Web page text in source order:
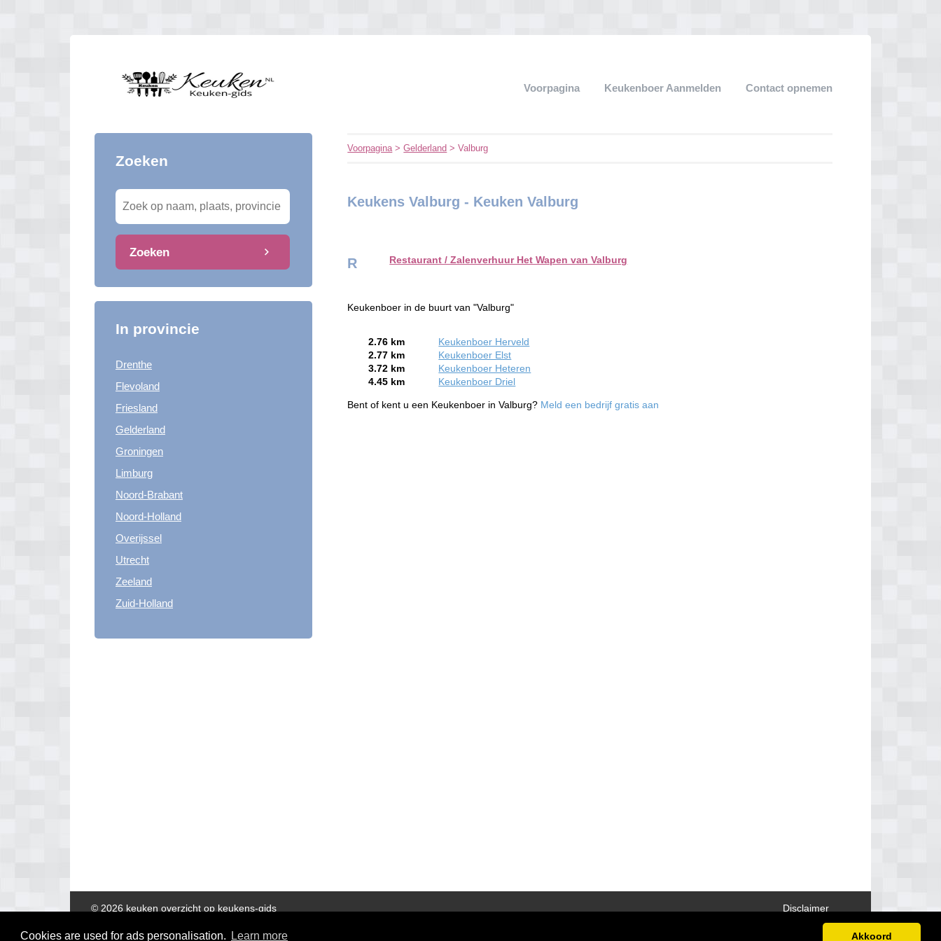
Cookies are used for ads personalisation. Learn more Akkoord
Voorpagina Keukenboer Aanmelden Contact opnemen
Zoeken
Zoeken
In provincie
Drenthe
Flevoland
Friesland
Gelderland
Groningen
Limburg
Noord-Brabant
Noord-Holland
Overijssel
Utrecht
Zeeland
Zuid-Holland
Voorpagina>Gelderland > Valburg
Keukens Valburg - Keuken Valburg
R Restaurant / Zalenverhuur Het Wapen van Valburg
Keukenboer in de buurt van "Valburg"
2.76 km
Keukenboer Herveld
2.77 km
Keukenboer Elst
3.72 km
Keukenboer Heteren
4.45 km
Keukenboer Driel
Bent of kent u een Keukenboer in Valburg? Meld een bedrijf gratis aan
Disclaimer
© 2026 keuken overzicht op keukens-gids